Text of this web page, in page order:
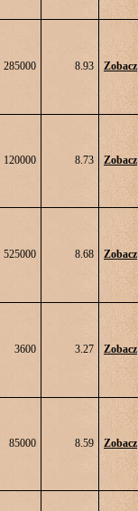
285000 8.93 Zobacz
120000 8.73 Zobacz
525000 8.68 Zobacz
3600 3.27 Zobacz
85000 8.59 Zobacz